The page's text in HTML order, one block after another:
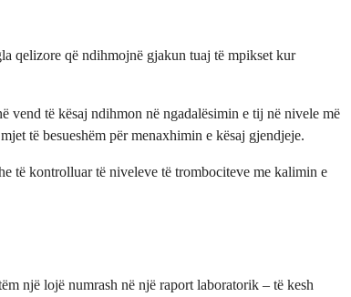
qelizore që ndihmojnë gjakun tuaj të mpikset kur
të kësaj ndihmon në ngadalësimin e tij në nivele më
të besueshëm për menaxhimin e kësaj gjendjeje.
të kontrolluar të niveleve të trombociteve me kalimin e
një lojë numrash në një raport laboratorik – të kesh